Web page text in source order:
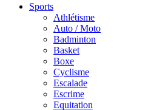
Sports
Athlétisme
Auto / Moto
Badminton
Basket
Boxe
Cyclisme
Escalade
Escrime
Equitation